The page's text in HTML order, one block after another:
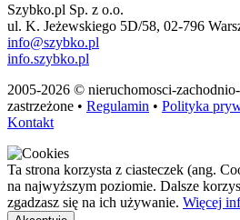
Szybko.pl Sp. z o.o.
ul. K. Jeżewskiego 5D/58, 02-796
info@szybko.pl
info.szybko.pl
2005-2026 © nieruchomosci-
zastrzeżone • Regulamin • Polityka
Kontakt
Ta strona korzysta z ciasteczek (ang.
na najwyższym poziomie. Dalsze
zgadzasz się na ich używanie. Więcej